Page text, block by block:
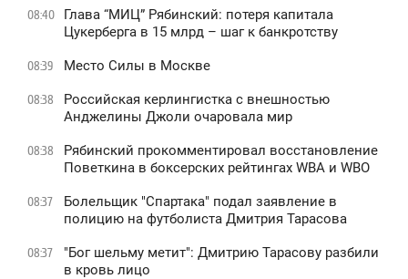
08:40
Глава “МИЦ” Рябинский: потеря капитала
Цукерберга в 15 млрд – шаг к банкротству
08:39 Место Силы в Москве
08:38
Российская керлингистка с внешностью
Анджелины Джоли очаровала мир
08:38
Рябинский прокомментировал восстановление
Поветкина в боксерских рейтингах WBA и WBO
08:37
Болельщик "Спартака" подал заявление в
полицию на футболиста Дмитрия Тарасова
08:37
"Бог шельму метит": Дмитрию Тарасову разбили
в кровь лицо